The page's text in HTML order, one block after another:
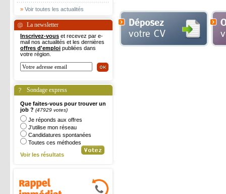
» Voir toutes les actualités
La newsletter
Inscrivez-vous et recevez par e-
mail nos actualités et les dernières
offres d'emploi publiées dans
votre région.
Sondage express
Que faites-vous pour trouver un
job ? (47929 votes)
Je réponds aux offres
J'utilise mon réseau
Candidatures spontanées
Toutes ces méthodes
Voir les résultats